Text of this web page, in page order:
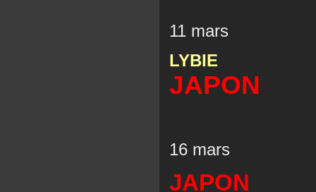
11 mars
LYBIE
JAPON
16 mars
JAPON